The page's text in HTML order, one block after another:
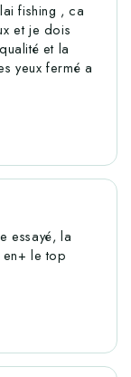
fishing , ca
et je dois
et la
yeux fermé a
essayé, la
le top